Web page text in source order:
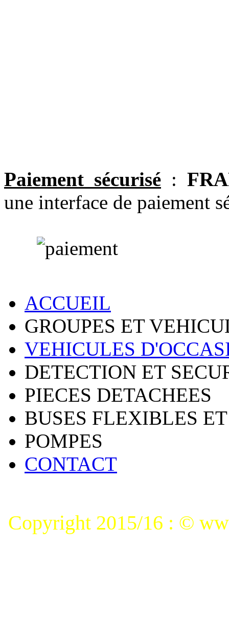
Paiement sécurisé :
une interface de paiement
ACCUEIL
GROUPES ET
VEHICULES
DETECTION ET
PIECES DETACHEES
BUSES FLEXIBLES
POMPES
CONTACT
Copyright 2015/16 : ©